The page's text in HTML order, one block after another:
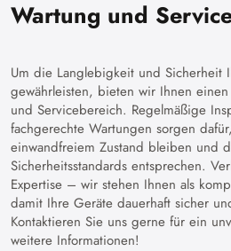
Wartung und
Um die Langlebigkeit und Sicherheit
gewährleisten, bieten wir Ihnen einen
und Servicebereich. Regelmäßige
fachgerechte Wartungen sorgen
einwandfreiem Zustand bleiben und
Sicherheitsstandards entsprechen.
Expertise – wir stehen Ihnen als
damit Ihre Geräte dauerhaft sicher
Kontaktieren Sie uns gerne für ein
weitere Informationen!